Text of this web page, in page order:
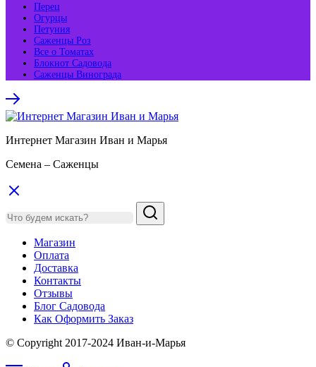
Перец
Огурцы
Петуния
Саженцы Роз
Все о Томатах
Блокнот Садовода
Саженцы Винограда
Интернет Магазин Иван и Марья
Семена – Саженцы
Магазин
Оплата
Доставка
Контакты
Отзывы
Блог Садовода
Как Оформить Заказ
© Copyright 2017-2024 Иван-и-Марья